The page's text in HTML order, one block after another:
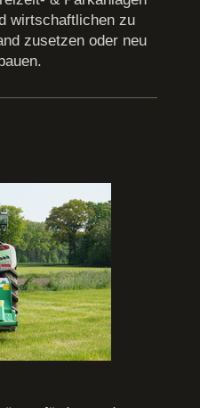
wirtschaftlichen zu
zusetzen oder neu